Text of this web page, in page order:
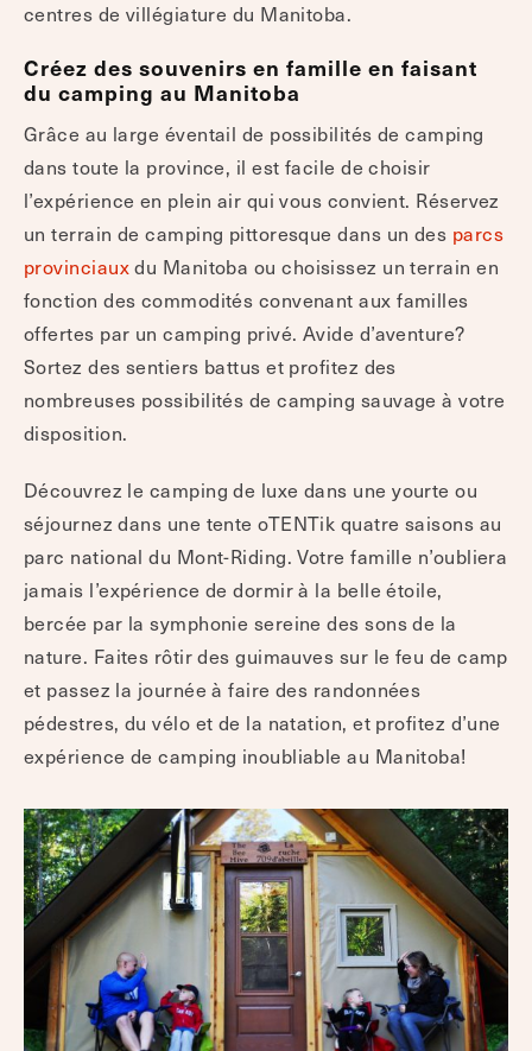
centres de villégiature du Manitoba.
Créez des souvenirs en famille en faisant
du camping au Manitoba
Grâce au large éventail de possibilités de camping
dans toute la province, il est facile de choisir
l’expérience en plein air qui vous convient. Réservez
un terrain de camping pittoresque dans un des parcs
provinciauxdu Manitoba ou choisissez un terrain en
fonction des commodités convenant aux familles
offertes par un camping privé. Avide d’aventure?
Sortez des sentiers battus et profitez des
nombreuses possibilités de camping sauvage à votre
disposition.
Découvrez le camping de luxe dans une yourte ou
séjournez dans une tente oTENTik quatre saisons au
parc national du Mont-Riding. Votre famille n’oubliera
jamais l’expérience de dormir à la belle étoile,
bercée par la symphonie sereine des sons de la
nature. Faites rôtir des guimauves sur le feu de camp
et passez la journée à faire des randonnées
pédestres, du vélo et de la natation, et profitez d’une
expérience de camping inoubliable au Manitoba!